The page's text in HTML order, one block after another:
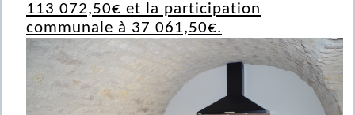
113 072,50€ et la participation
communale à 37 061,50€.